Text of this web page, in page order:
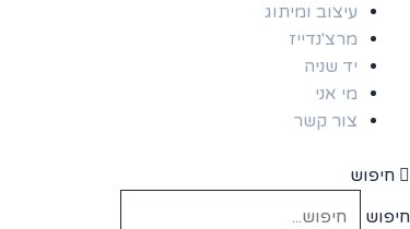
עיצוב ומיתוג
מרצ'נדייז
יד שניה
מי אני
צור קשר
חיפוש
חיפוש